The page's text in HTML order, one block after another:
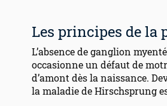
Les principes de la
L’absence de ganglion
occasionne un défaut de
d’amont dès la naissance.
la maladie de Hirschsprung